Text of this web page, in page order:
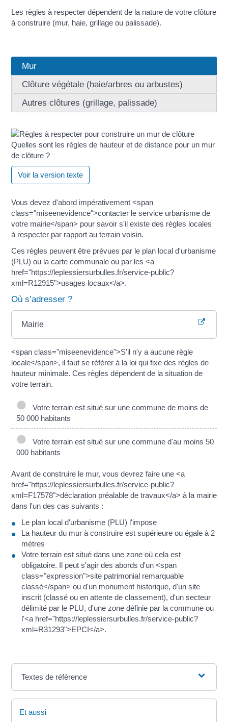
Les règles à respecter dépendent de la nature de votre clôture
à construire (mur, haie, grillage ou palissade).
Mur
Clôture végétale (haie/arbres ou arbustes)
Autres clôtures (grillage, palissade)
Quelles sont les règles de hauteur et de distance pour un mur
de clôture ?
Voir la version texte
Vous devez d'abord impérativement <span
class="miseenevidence">contacter le service urbanisme de
votre mairie</span> pour savoir s'il existe des règles locales
à respecter par rapport au terrain voisin.
Ces règles peuvent être prévues par le plan local d'urbanisme
(PLU) ou la carte communale ou par les <a
href="https://leplessiersurbulles.fr/service-public?
xml=R12915">usages locaux</a>.
Où s’adresser ?
Mairie
<span class="miseenevidence">S'il n'y a aucune règle
locale</span>, il faut se référer à la loi qui fixe des règles de
hauteur minimale. Ces règles dépendent de la situation de
votre terrain.
Votre terrain est situé sur une commune de moins de
50 000 habitants
Votre terrain est situé sur une commune d'au moins 50
000 habitants
Avant de construire le mur, vous devrez faire une <a
href="https://leplessiersurbulles.fr/service-public?
xml=F17578">déclaration préalable de travaux</a> à la mairie
dans l'un des cas suivants :
Le plan local d'urbanisme (PLU) l'impose
La hauteur du mur à construire est supérieure ou égale à 2
mètres
Votre terrain est situé dans une zone où cela est
obligatoire. Il peut s'agir des abords d'un <span
class="expression">site patrimonial remarquable
classé</span> ou d'un monument historique, d'un site
inscrit (classé ou en attente de classement), d'un secteur
délimité par le PLU, d'une zone définie par la commune ou
l'<a href="https://leplessiersurbulles.fr/service-public?
xml=R31293">EPCI</a>.
Textes de référence
Et aussi